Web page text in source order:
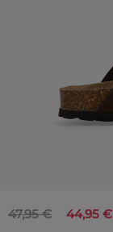
44,95 €
47,95 €